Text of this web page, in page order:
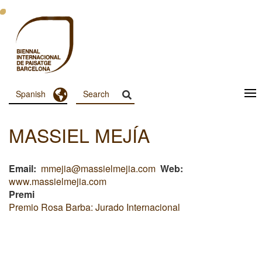
Pasar
contenido
principal
Menu
Principal
Dashboard
Spanish Toggle Dropdown
MASSIEL MEJÍA
Email mmejia@massielmejia.com Web
www.massielmejia.com
Premi
Premio Rosa Barba: Jurado Internacional